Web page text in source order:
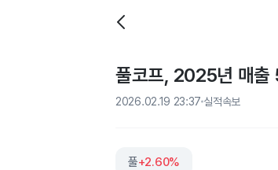
풀코프, 2025년 매출
2026.02.19 23:37 실적속보
풀+2.60%